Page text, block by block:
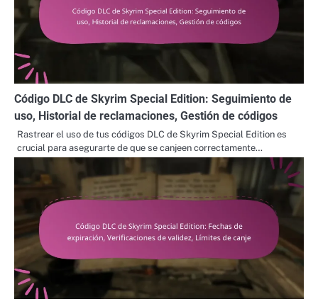
Código DLC de Skyrim Special Edition: Seguimiento de
uso, Historial de reclamaciones, Gestión de códigos
Rastrear el uso de tus códigos DLC de Skyrim Special Edition es
crucial para asegurarte de que se canjeen correctamente…